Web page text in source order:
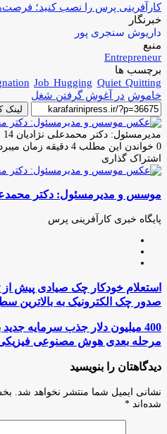
کارآفرینی پرس را نصب کنید؛
خبرنگار
داریوش سنجری پور
منبع
Entrepreneur
برچسب ها
Job Hugging Quiet Quitting
خاموش در آغوش گرفتن شغل
لینک
مدیرمسئول: دکتر محمدعلی نژادیان 14 خرداد 1405 22:42
0 خواندن این مطلب 4 دقیقه زمان میبرد
اشتراک گذاری
فیس
توئیتر
لینکدین
واتس
تلگرام
اشتراک
از
ایمیل
چاپ
موسس و مدیرمسئول: دکتر
پایگاه خبری کارآفرینی پرس
استعلام
خودکار
چک
صیادی
پیش
از
تأیید
در
بانک
فعال
صدور چک الکترونیک به بالاترین
400
میلیون
دلار
جذب
سرمایه
جدید
برای
جنرالیست/
400 میلیون دلار جذب سرمایه
مرحله بعدی هوش مصنوعی
دیدگاهتان را بنویسید
نشانی ایمیل شما منتشر نخواهد شد.
شده‌اند *